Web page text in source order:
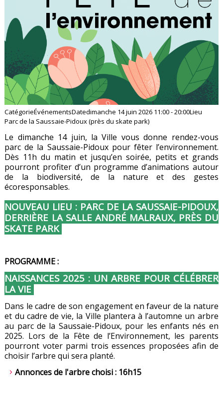
CatégorieÉvénementsDatedimanche 14 juin 2026 11:00-20:00Lieu
Parc de la Saussaie-Pidoux (près du skate park)
Le dimanche 14 juin, la Ville vous donne rendez-vous
parc de la Saussaie-Pidoux pour fêter l’environnement.
Dès 11h du matin et jusqu’en soirée, petits et grands
pourront profiter d’un programme d’animations autour
de la biodiversité, de la nature et des gestes
écoresponsables.
NOUVEAU LIEU : PARC DE LA SAUSSAIE-PIDOUX,
DERRIÈRE LA SALLE ANDRÉ MALRAUX, PRÈS DU
SKATE PARK
PROGRAMME :
NAISSANCES 2025 : UN ARBRE POUR CÉLÉBRER
LA VIE
Dans le cadre de son engagement en faveur de la nature
et du cadre de vie, la Ville plantera à l’automne un arbre
au parc de la Saussaie-Pidoux, pour les enfants nés en
2025. Lors de la Fête de l’Environnement, les parents
pourront voter parmi trois essences proposées afin de
choisir l’arbre qui sera planté.
Annonces de l'arbre choisi : 16h15